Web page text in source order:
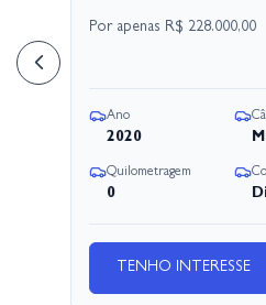
Por apenas R$ 228.000,00
Ano
2020
Quilometragem
0
TENHO INTERESSE